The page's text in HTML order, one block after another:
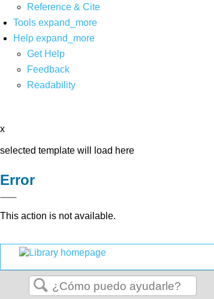
Reference & Cite
Tools expand_more
Help expand_more
Get Help
Feedback
Readability
x
selected template will load here
Error
This action is not available.